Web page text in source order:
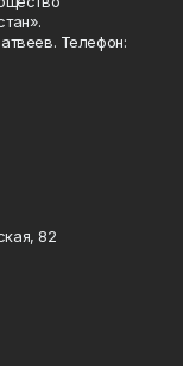
Телефон:
82